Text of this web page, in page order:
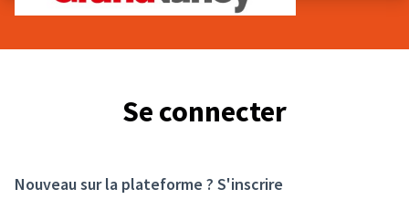
Se connecter
Nouveau sur la plateforme ? S'inscrire